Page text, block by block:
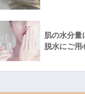
肌の水分量
脱水にご用